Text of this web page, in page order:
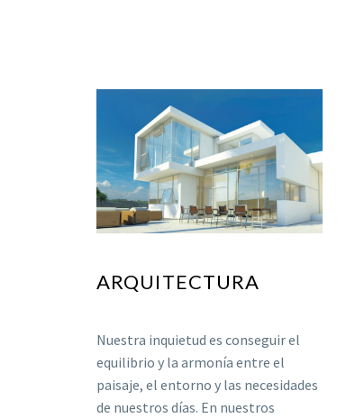
ARQUITECTURA
Nuestra inquietud es conseguir el
equilibrio y la armonía entre el
paisaje, el entorno y las necesidades
de nuestros días. En nuestros